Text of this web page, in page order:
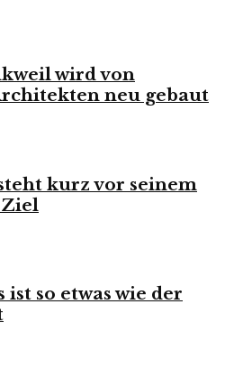
wird von
neu gebaut
kurz vor seinem
ist so etwas wie der